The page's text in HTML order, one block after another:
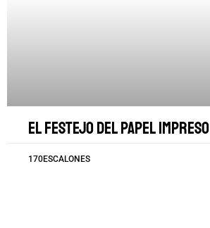
El festejo del papel impreso
170ESCALONES